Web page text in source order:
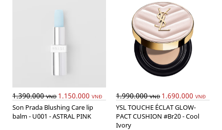
1.390.000VNĐ 1.150.000 VNĐ
Son Prada Blushing Care lip
balm - U001 - ASTRAL PINK
1.990.000VNĐ 1.690.000 VNĐ
YSL TOUCHE ÉCLAT GLOW-
PACT CUSHION #Br20 - Cool
Ivory